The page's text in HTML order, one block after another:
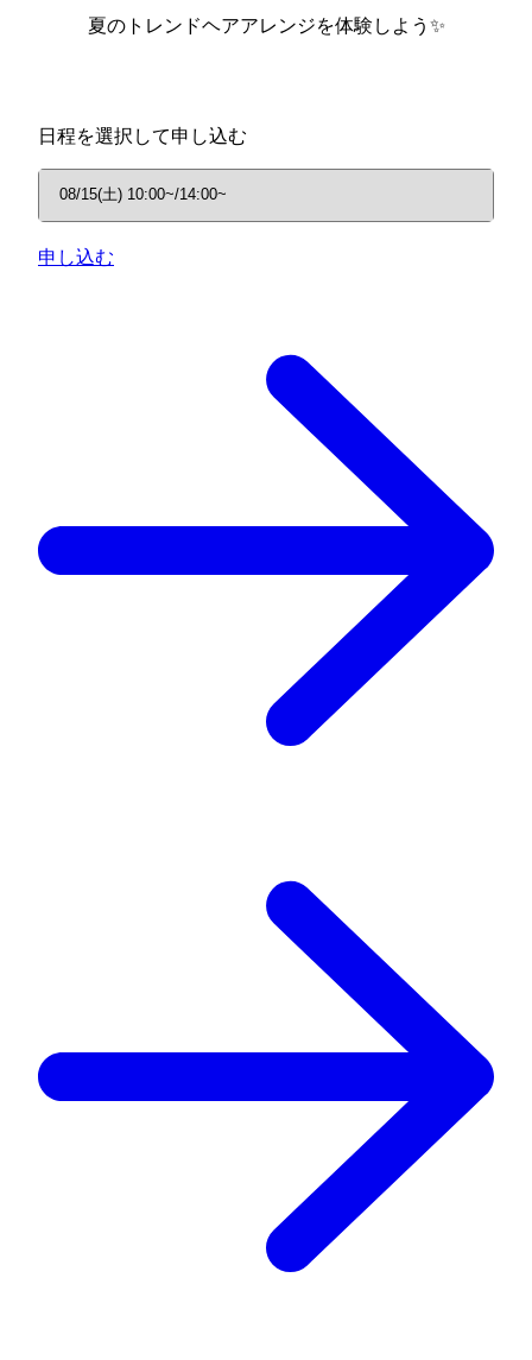
夏のトレンドヘアアレンジを体験しよう✨
日程を選択して申し込む
申し込む